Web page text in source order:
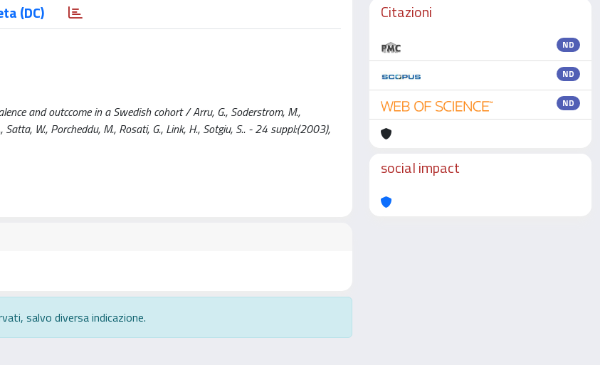
(DC)
and outccome in a Swedish cohort / Arru, G., Soderstrom, M.,
W., Porcheddu, M., Rosati, G., Link, H., Sotgiu, S.. - 24 suppl:(2003),
salvo diversa indicazione.
Citazioni
ND
ND
ND
social impact